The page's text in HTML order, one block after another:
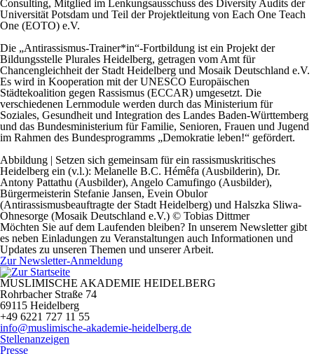
Consulting, Mitglied im Lenkungsausschuss des Diversity Audits der
Universität Potsdam und Teil der Projektleitung von Each One Teach
One (EOTO) e.V.
Die „Antirassismus-Trainer*in“-Fortbildung ist ein Projekt der
Bildungsstelle Plurales Heidelberg, getragen vom Amt für
Chancengleichheit der Stadt Heidelberg und Mosaik Deutschland e.V.
Es wird in Kooperation mit der UNESCO Europäischen
Städtekoalition gegen Rassismus (ECCAR) umgesetzt. Die
verschiedenen Lernmodule werden durch das Ministerium für
Soziales, Gesundheit und Integration des Landes Baden-Württemberg
und das Bundesministerium für Familie, Senioren, Frauen und Jugend
im Rahmen des Bundesprogramms „Demokratie leben!“ gefördert.
Abbildung | Setzen sich gemeinsam für ein rassismuskritisches
Heidelberg ein (v.l.): Melanelle B.C. Hémêfa (Ausbilderin), Dr.
Antony Pattathu (Ausbilder), Angelo Camufingo (Ausbilder),
Bürgermeisterin Stefanie Jansen, Evein Obulor
(Antirassismusbeauftragte der Stadt Heidelberg) und Halszka Sliwa-
Ohnesorge (Mosaik Deutschland e.V.) © Tobias Dittmer
Möchten Sie auf dem Laufenden bleiben? In unserem Newsletter gibt
es neben Einladungen zu Veranstaltungen auch Informationen und
Updates zu unseren Themen und unserer Arbeit.
Zur Newsletter-Anmeldung
MUSLIMISCHE AKADEMIE HEIDELBERG
Rohrbacher Straße 74
69115 Heidelberg
+49 6221 727 11 55
info@muslimische-akademie-heidelberg.de
Stellenanzeigen
Presse